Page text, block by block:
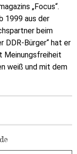
„Focus“.
1999 aus der
beim
DDR-Bürger“ hat er
Meinungsfreiheit
weiß und mit dem